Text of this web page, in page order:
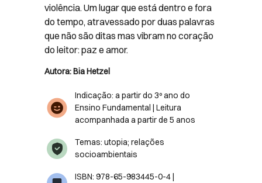
violência. Um lugar que está dentro e fora
do tempo, atravessado por duas palavras
que não são ditas mas vibram no coração
do leitor: paz e amor.
Autora: Bia Hetzel
Indicação: a partir do 3º ano do
Ensino Fundamental | Leitura
acompanhada a partir de 5 anos
Temas: utopia; relações
socioambientais
ISBN: 978-65-983445-0-4 |